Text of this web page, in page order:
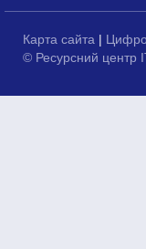
Карта сайта |
© Ресурсний центр